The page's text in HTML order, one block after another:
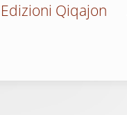
Edizioni Qiqajon